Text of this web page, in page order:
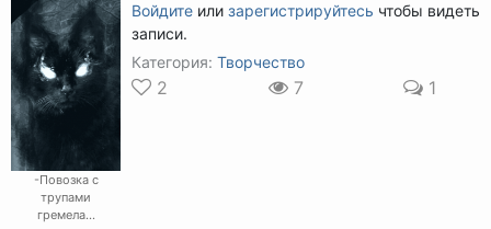
-Повозка с
трупами
гремела...
Войдите или зарегистрируйтесь чтобы видеть
записи.
Категория: Творчество
2 7 1